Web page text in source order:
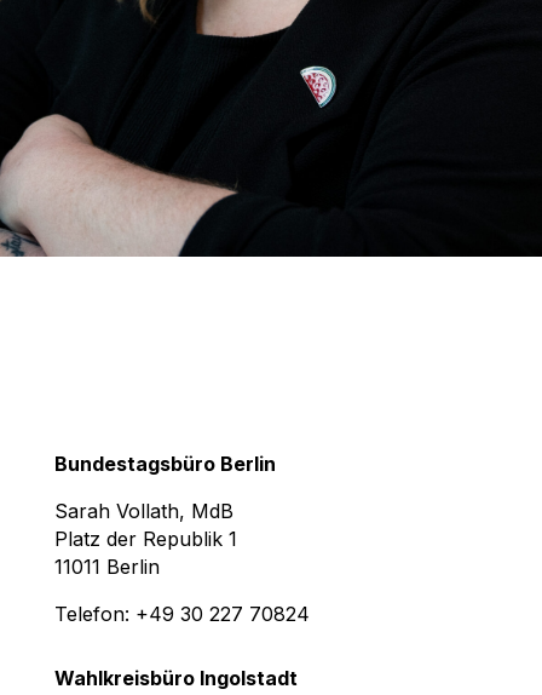
Bundestagsbüro Berlin
Sarah Vollath, MdB
Platz der Republik 1
11011 Berlin
Telefon: +49 30 227 70824
Wahlkreisbüro Ingolstadt